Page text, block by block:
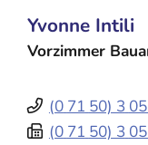
Yvonne Intili
Vorzimmer
(0 71 50) 3
(0 71 50) 3